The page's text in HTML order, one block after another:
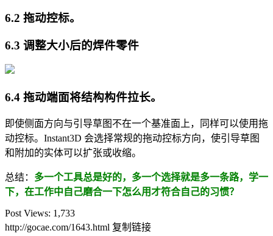
6.2 拖动控标。
6.3 调整大小后的焊件零件
6.4 拖动端面将结构构件拉长。
即使侧面方向与引导草图不在一个基准面上，同样可以使用拖
动控标。Instant3D 会选择常规的拖动控标方向，使引导草图
和附加的实体可以扩张或收缩。
总结： 多一个工具总是好的，多一个选择就是多一条路，学一
下，在工作中自己磨合一下怎么用才符合自己的习惯？
Post Views: 1,733
http://gocae.com/1643.html 复制链接